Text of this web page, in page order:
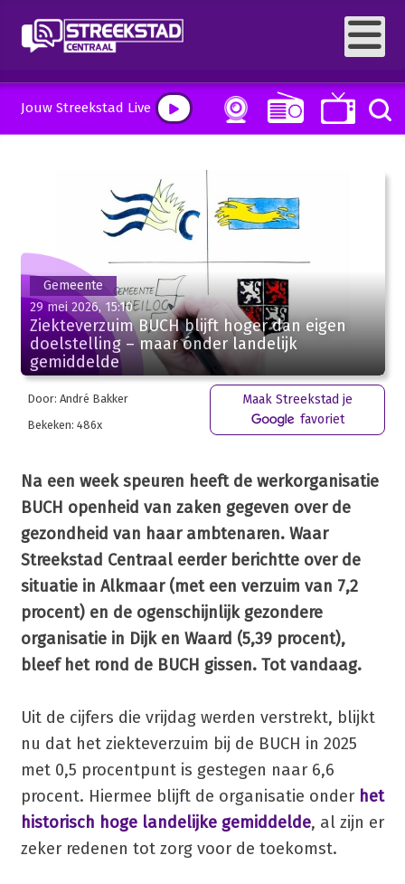
Jouw Streekstad Live
Gemeente
29 mei 2026, 15:10
Ziekteverzuim BUCH blijft hoger dan eigen
doelstelling – maar ónder landelijk
gemiddelde
Door: André Bakker
Bekeken: 486x
Maak Streekstad je
favoriet
Na een week speuren heeft de werkorganisatie
BUCH openheid van zaken gegeven over de
gezondheid van haar ambtenaren. Waar
Streekstad Centraal eerder berichtte over de
situatie in Alkmaar (met een verzuim van 7,2
procent) en de ogenschijnlijk gezondere
organisatie in Dijk en Waard (5,39 procent),
bleef het rond de BUCH gissen. Tot vandaag.
Uit de cijfers die vrijdag werden verstrekt, blijkt
nu dat het ziekteverzuim bij de BUCH in 2025
met 0,5 procentpunt is gestegen naar 6,6
procent. Hiermee blijft de organisatie onderhet
historisch hoge landelijke gemiddelde, al zijn er
zeker redenen tot zorg voor de toekomst.